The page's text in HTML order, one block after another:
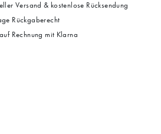
Versand & kostenlose Rücksendung
Rückgaberecht
Rechnung mit Klarna